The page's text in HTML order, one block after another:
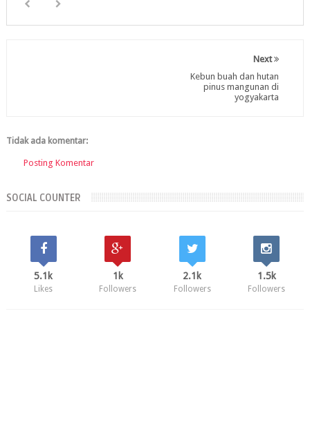
Next
Kebun buah dan hutan
pinus mangunan di
yogyakarta
Tidak ada komentar:
Posting Komentar
SOCIAL COUNTER
5.1k
Likes
1k
Followers
2.1k
Followers
1.5k
Followers